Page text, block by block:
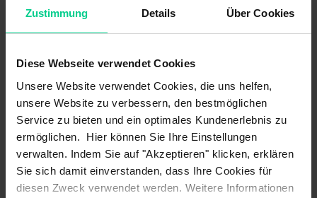
Zustimmung Details Über Cookies
Diese Webseite verwendet Cookies
Unsere Website verwendet Cookies, die uns helfen,
unsere Website zu verbessern, den bestmöglichen
Service zu bieten und ein optimales Kundenerlebnis zu
ermöglichen. Hier können Sie Ihre Einstellungen
verwalten. Indem Sie auf "Akzeptieren" klicken, erklären
Sie sich damit einverstanden, dass Ihre Cookies für
diesen Zweck verwendet werden. Weitere Informationen
À partir de 5 pièces
À partir de 25 pièces
13,99 €
À partir de 100 pièces
11,33 € - 36 %
Ajouter au panier
Créer une offre